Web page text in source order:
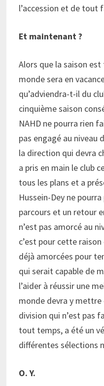
l’accession et de tout
Et maintenant ?
Alors que la saison
monde sera en
qu’adviendra-t-il du
cinquième saison
NAHD ne pourra rien
pas engagé au niveau
la direction qui devra
a pris en main le club
tous les plans et a
Hussein-Dey ne
parcours et un retour
n’est pas amorcé au
c’est pour cette
déjà amorcées pour
qui serait capable de
l’aider à réussir une
monde devra y
division qui n’est pas
tout temps, a été un
différentes
O. Y.